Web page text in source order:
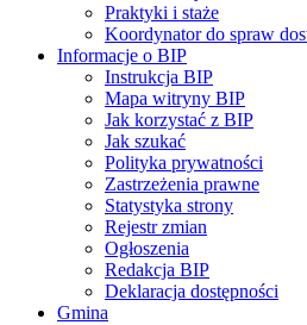
Praktyki i staże
Koordynator do spraw
Informacje o BIP
Instrukcja BIP
Mapa witryny BIP
Jak korzystać z BIP
Jak szukać
Polityka prywatności
Zastrzeżenia prawne
Statystyka strony
Rejestr zmian
Ogłoszenia
Redakcja BIP
Deklaracja dostępności
Gmina